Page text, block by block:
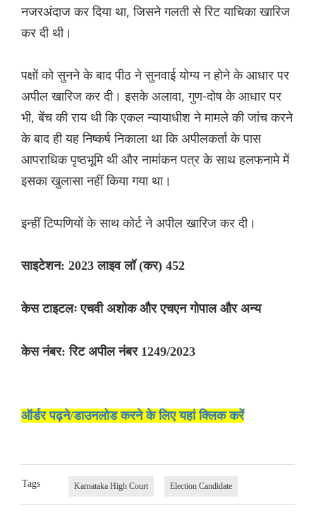
नजरअंदाज कर दिया था, जिसने गलती से रिट याचिका खारिज
कर दी थी।
पक्षों को सुनने के बाद पीठ ने सुनवाई योग्य न होने के आधार पर
अपील खारिज कर दी। इसके अलावा, गुण-दोष के आधार पर
भी, बेंच की राय थी कि एकल न्यायाधीश ने मामले की जांच करने
के बाद ही यह निष्कर्ष निकाला था कि अपीलकर्ता के पास
आपराधिक पृष्ठभूमि थी और नामांकन पत्र के साथ हलफनामे में
इसका खुलासा नहीं किया गया था।
इन्हीं टिप्पणियों के साथ कोर्ट ने अपील खारिज कर दी।
साइटेशन: 2023 लाइव लॉ (कर) 452
केस टाइटलः एचवी अशोक और एचएन गोपाल और अन्य
केस नंबर: रिट अपील नंबर 1249/2023
ऑर्डर पढ़ने/डाउनलोड करने के लिए यहां क्लिक करें
Tags Karnataka High Court Election Candidate